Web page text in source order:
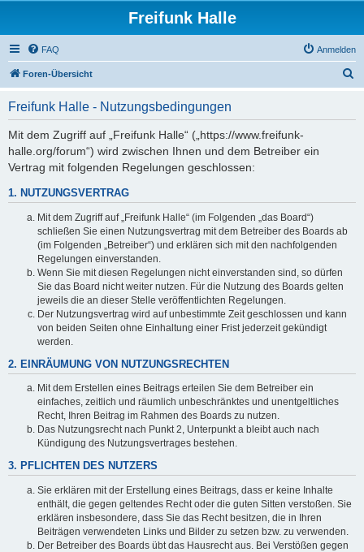
Freifunk Halle
FAQ Anmelden
Foren-Übersicht
Freifunk Halle - Nutzungsbedingungen
Mit dem Zugriff auf „Freifunk Halle“ („https://www.freifunk-
halle.org/forum“) wird zwischen Ihnen und dem Betreiber ein
Vertrag mit folgenden Regelungen geschlossen:
1. NUTZUNGSVERTRAG
Mit dem Zugriff auf „Freifunk Halle“ (im Folgenden „das Board“)
schließen Sie einen Nutzungsvertrag mit dem Betreiber des Boards ab
(im Folgenden „Betreiber“) und erklären sich mit den nachfolgenden
Regelungen einverstanden.
Wenn Sie mit diesen Regelungen nicht einverstanden sind, so dürfen
Sie das Board nicht weiter nutzen. Für die Nutzung des Boards gelten
jeweils die an dieser Stelle veröffentlichten Regelungen.
Der Nutzungsvertrag wird auf unbestimmte Zeit geschlossen und kann
von beiden Seiten ohne Einhaltung einer Frist jederzeit gekündigt
werden.
2. EINRÄUMUNG VON NUTZUNGSRECHTEN
Mit dem Erstellen eines Beitrags erteilen Sie dem Betreiber ein
einfaches, zeitlich und räumlich unbeschränktes und unentgeltliches
Recht, Ihren Beitrag im Rahmen des Boards zu nutzen.
Das Nutzungsrecht nach Punkt 2, Unterpunkt a bleibt auch nach
Kündigung des Nutzungsvertrages bestehen.
3. PFLICHTEN DES NUTZERS
Sie erklären mit der Erstellung eines Beitrags, dass er keine Inhalte
enthält, die gegen geltendes Recht oder die guten Sitten verstoßen. Sie
erklären insbesondere, dass Sie das Recht besitzen, die in Ihren
Beiträgen verwendeten Links und Bilder zu setzen bzw. zu verwenden.
Der Betreiber des Boards übt das Hausrecht aus. Bei Verstößen gegen